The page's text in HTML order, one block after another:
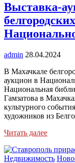
Выставка-
admin 28.04.2024
В Махачкале
аукцион в
Национальная
Гамзатова в
культурного
художников из
Читать далее
Недвижимость